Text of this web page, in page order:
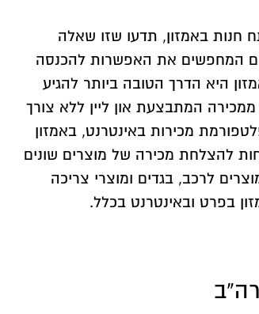
באמזון, תדעו שזו שאלה
המחפשים את האפשרות להכנסה
היא הדרך הטובה ביותר להגיע
ממכירה המתבצעת און ליין ללא צורך
מכירות באינטרנט, באמזון
להצלחת מכירה של מוצרים שונים
לרכב, בגדים ומוצרי צריכה
בפרט ובאינטרנט בכלל.